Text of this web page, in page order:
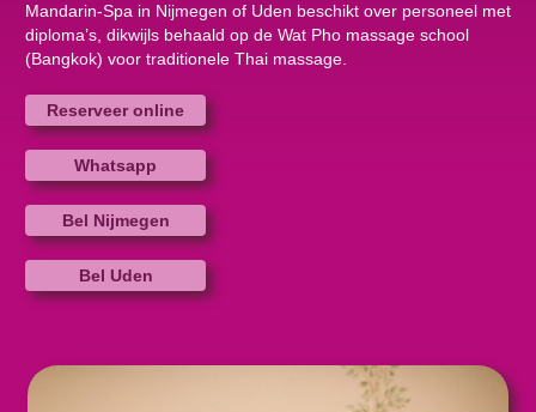
Mandarin-Spa in Nijmegen of Uden beschikt over personeel met
diploma’s, dikwijls behaald op de Wat Pho massage school
(Bangkok) voor traditionele Thai massage.
Reserveer online
Whatsapp
Bel Nijmegen
Bel Uden